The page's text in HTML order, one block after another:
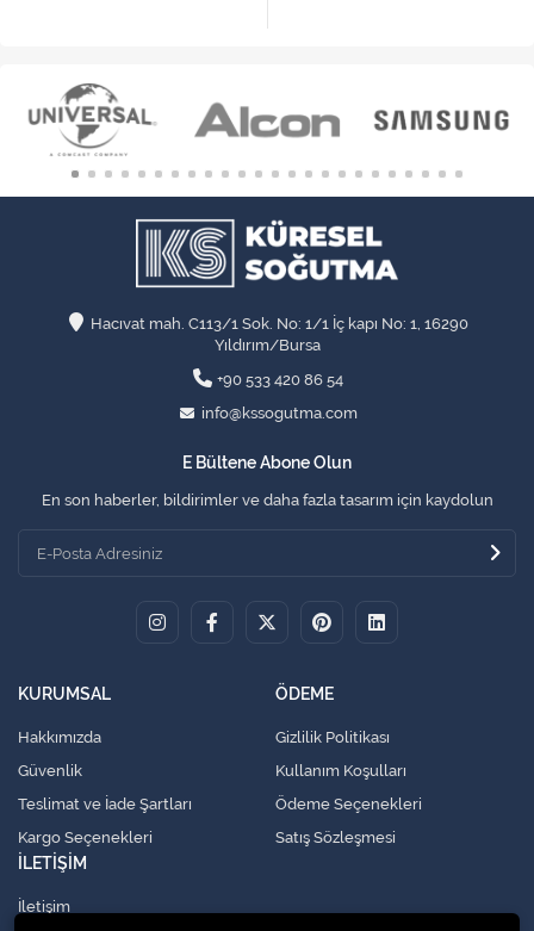
Hacıvat mah. C113/1 Sok. No: 1/1 İç kapı No: 1, 16290
Yıldırım/Bursa
+90 533 420 86 54
info@kssogutma.com
E Bültene Abone Olun
En son haberler, bildirimler ve daha fazla tasarım için kaydolun
KURUMSAL
Hakkımızda
Güvenlik
Teslimat ve İade Şartları
Kargo Seçenekleri
ÖDEME
Gizlilik Politikası
Kullanım Koşulları
Ödeme Seçenekleri
Satış Sözleşmesi
İLETİŞİM
İletişim